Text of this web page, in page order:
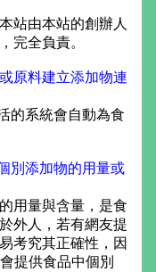
站由本站的創辦人
完全負責。
原料建立添加物連
的系統會自動為食
別添加物的用量或
用量與含量，是食
外人，若有網友提
考究其正確性，因
提供食品中個別